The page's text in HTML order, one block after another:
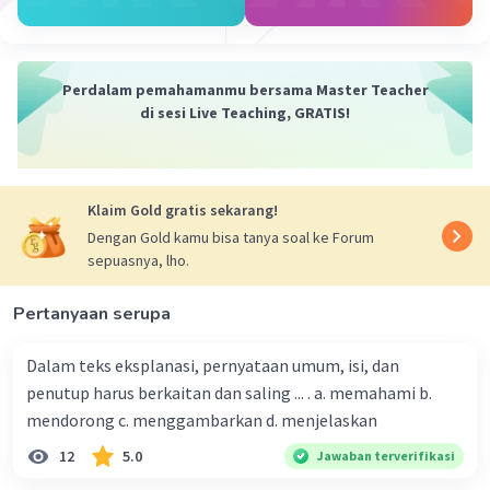
Keuntungan formulir cetak adalah kemudahan
saja. Namun, formulir cetak memerlukan waktu
dan biaya untuk pengiriman fisik, serta
Keuntungan formulir online adalah kemudahan
akses dan pengisian yang cepat. Informasi yang
diisi dapat langsung dikirim secara elektronik,
menghemat waktu dan biaya pengiriman. Selain
itu, formulir online juga dapat menyediakan
validasi data dan kemampuan untuk
otomatis
Beri Rating·5.0(1) Balas
Perdalam pemahamanmu bersama Master Teacher
di sesi Live Teaching, GRATIS!
Klaim Gold gratis sekarang!
Dengan Gold kamu bisa tanya soal ke Forum
sepuasnya, lho.
Pertanyaan serupa
Dalam teks eksplanasi, pernyataan umum, isi, dan
penutup harus berkaitan dan saling ... . a. memahami b.
mendorong c. menggambarkan d. menjelaskan
12 5.0 Jawaban terverifikasi